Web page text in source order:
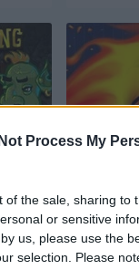
Process My
of the sale, sharing to
or sensitive
us, please use the
selection. Please
americano